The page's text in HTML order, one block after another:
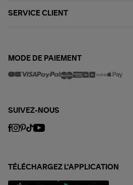
SERVICE CLIENT
MODE DE PAIEMENT
SUIVEZ-NOUS
TÉLÉCHARGEZ L'APPLICATION